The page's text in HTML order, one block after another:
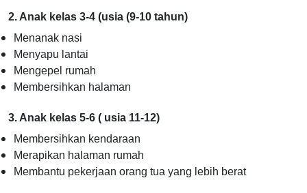
2. Anak kelas 3-4 (usia (9-10 tahun)
Menanak nasi
Menyapu lantai
Mengepel rumah
Membersihkan halaman
3. Anak kelas 5-6 ( usia 11-12)
Membersihkan kendaraan
Merapikan halaman rumah
Membantu pekerjaan orang tua yang lebih berat